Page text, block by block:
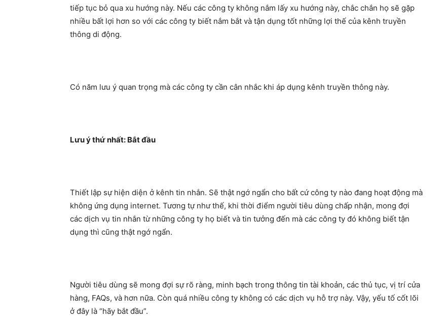
tiếp tục bỏ qua xu hướng này. Nếu các công ty không nắm lấy xu hướng này, chắc chắn họ sẽ gặp
nhiều bất lợi hơn so với các công ty biết nắm bắt và tận dụng tốt những lợi thế của kênh truyền
thông di động.
Có năm lưu ý quan trọng mà các công ty cần cân nhắc khi áp dụng kênh truyền thông này.
Lưu ý thứ nhất: Bắt đầu
Thiết lập sự hiện diện ở kênh tin nhắn. Sẽ thật ngớ ngẩn cho bất cứ công ty nào đang hoạt động mà
không ứng dụng internet. Tương tự như thế, khi thời điểm người tiêu dùng chấp nhận, mong đợi
các dịch vụ tin nhắn từ những công ty họ biết và tin tưởng đến mà các công ty đó không biết tận
dụng thì cũng thật ngớ ngẩn.
Người tiêu dùng sẽ mong đợi sự rõ ràng, minh bạch trong thông tin tài khoản, các thủ tục, vị trí cửa
hàng, FAQs, và hơn nữa. Còn quá nhiều công ty không có các dịch vụ hỗ trợ này. Vậy, yếu tố cốt lõi
ở đây là “hãy bắt đầu”.